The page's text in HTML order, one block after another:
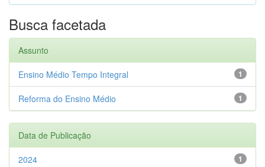
Busca facetada
Assunto
1
Ensino Médio Tempo Integral
1
Reforma do Ensino Médio
Data de Publicação
1
2024